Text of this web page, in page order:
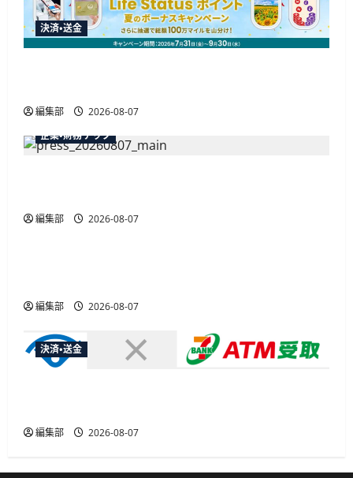
決済・送金
編集部
2026-08-07
企業・財務テック
編集部 2026-08-07
広告
編集部 2026-08-07
決済・送金
編集部 2026-08-07